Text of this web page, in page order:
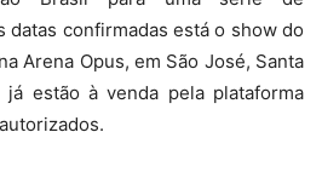
datas confirmadas está o show do
Arena Opus, em São José, Santa
já estão à venda pela plataforma